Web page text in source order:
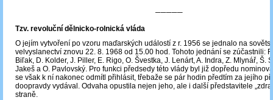
─────
Tzv. revoluční dělnicko-rolnická vláda
O jejím vytvoření po vzoru maďarských událostí z r. 1956 se jednalo na
velvyslanectví znovu 22. 8. 1968 od 15.00 hod. Tohoto jednání se zúčastnili:
Biľak, D. Kolder, J. Piller, E. Rigo, O. Švestka, J. Lenárt, A. Indra, Z. Mlynář, Š.
Jakeš a O. Pavlovský. Pro funkci předsedy této vlády byl již dopředu
se však k ní nakonec odmítl přihlásit, třebaže se pár hodin předtím za jejího
doopravdy vydával. Odvaha opustila nejen jeho, ale i další představitele
straně.